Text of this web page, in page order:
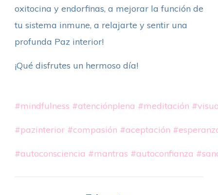
oxitocina y endorfinas, a mejorar la función de
tu sistema inmune, a relajarte y sentir una
profunda Paz interior!
¡Qué disfrutes un hermoso día!
#mindfulness #atenciónplena #meditación
#pazinterior #compasión #aceptación
#autoconsciencia #mantras #autoconfianza